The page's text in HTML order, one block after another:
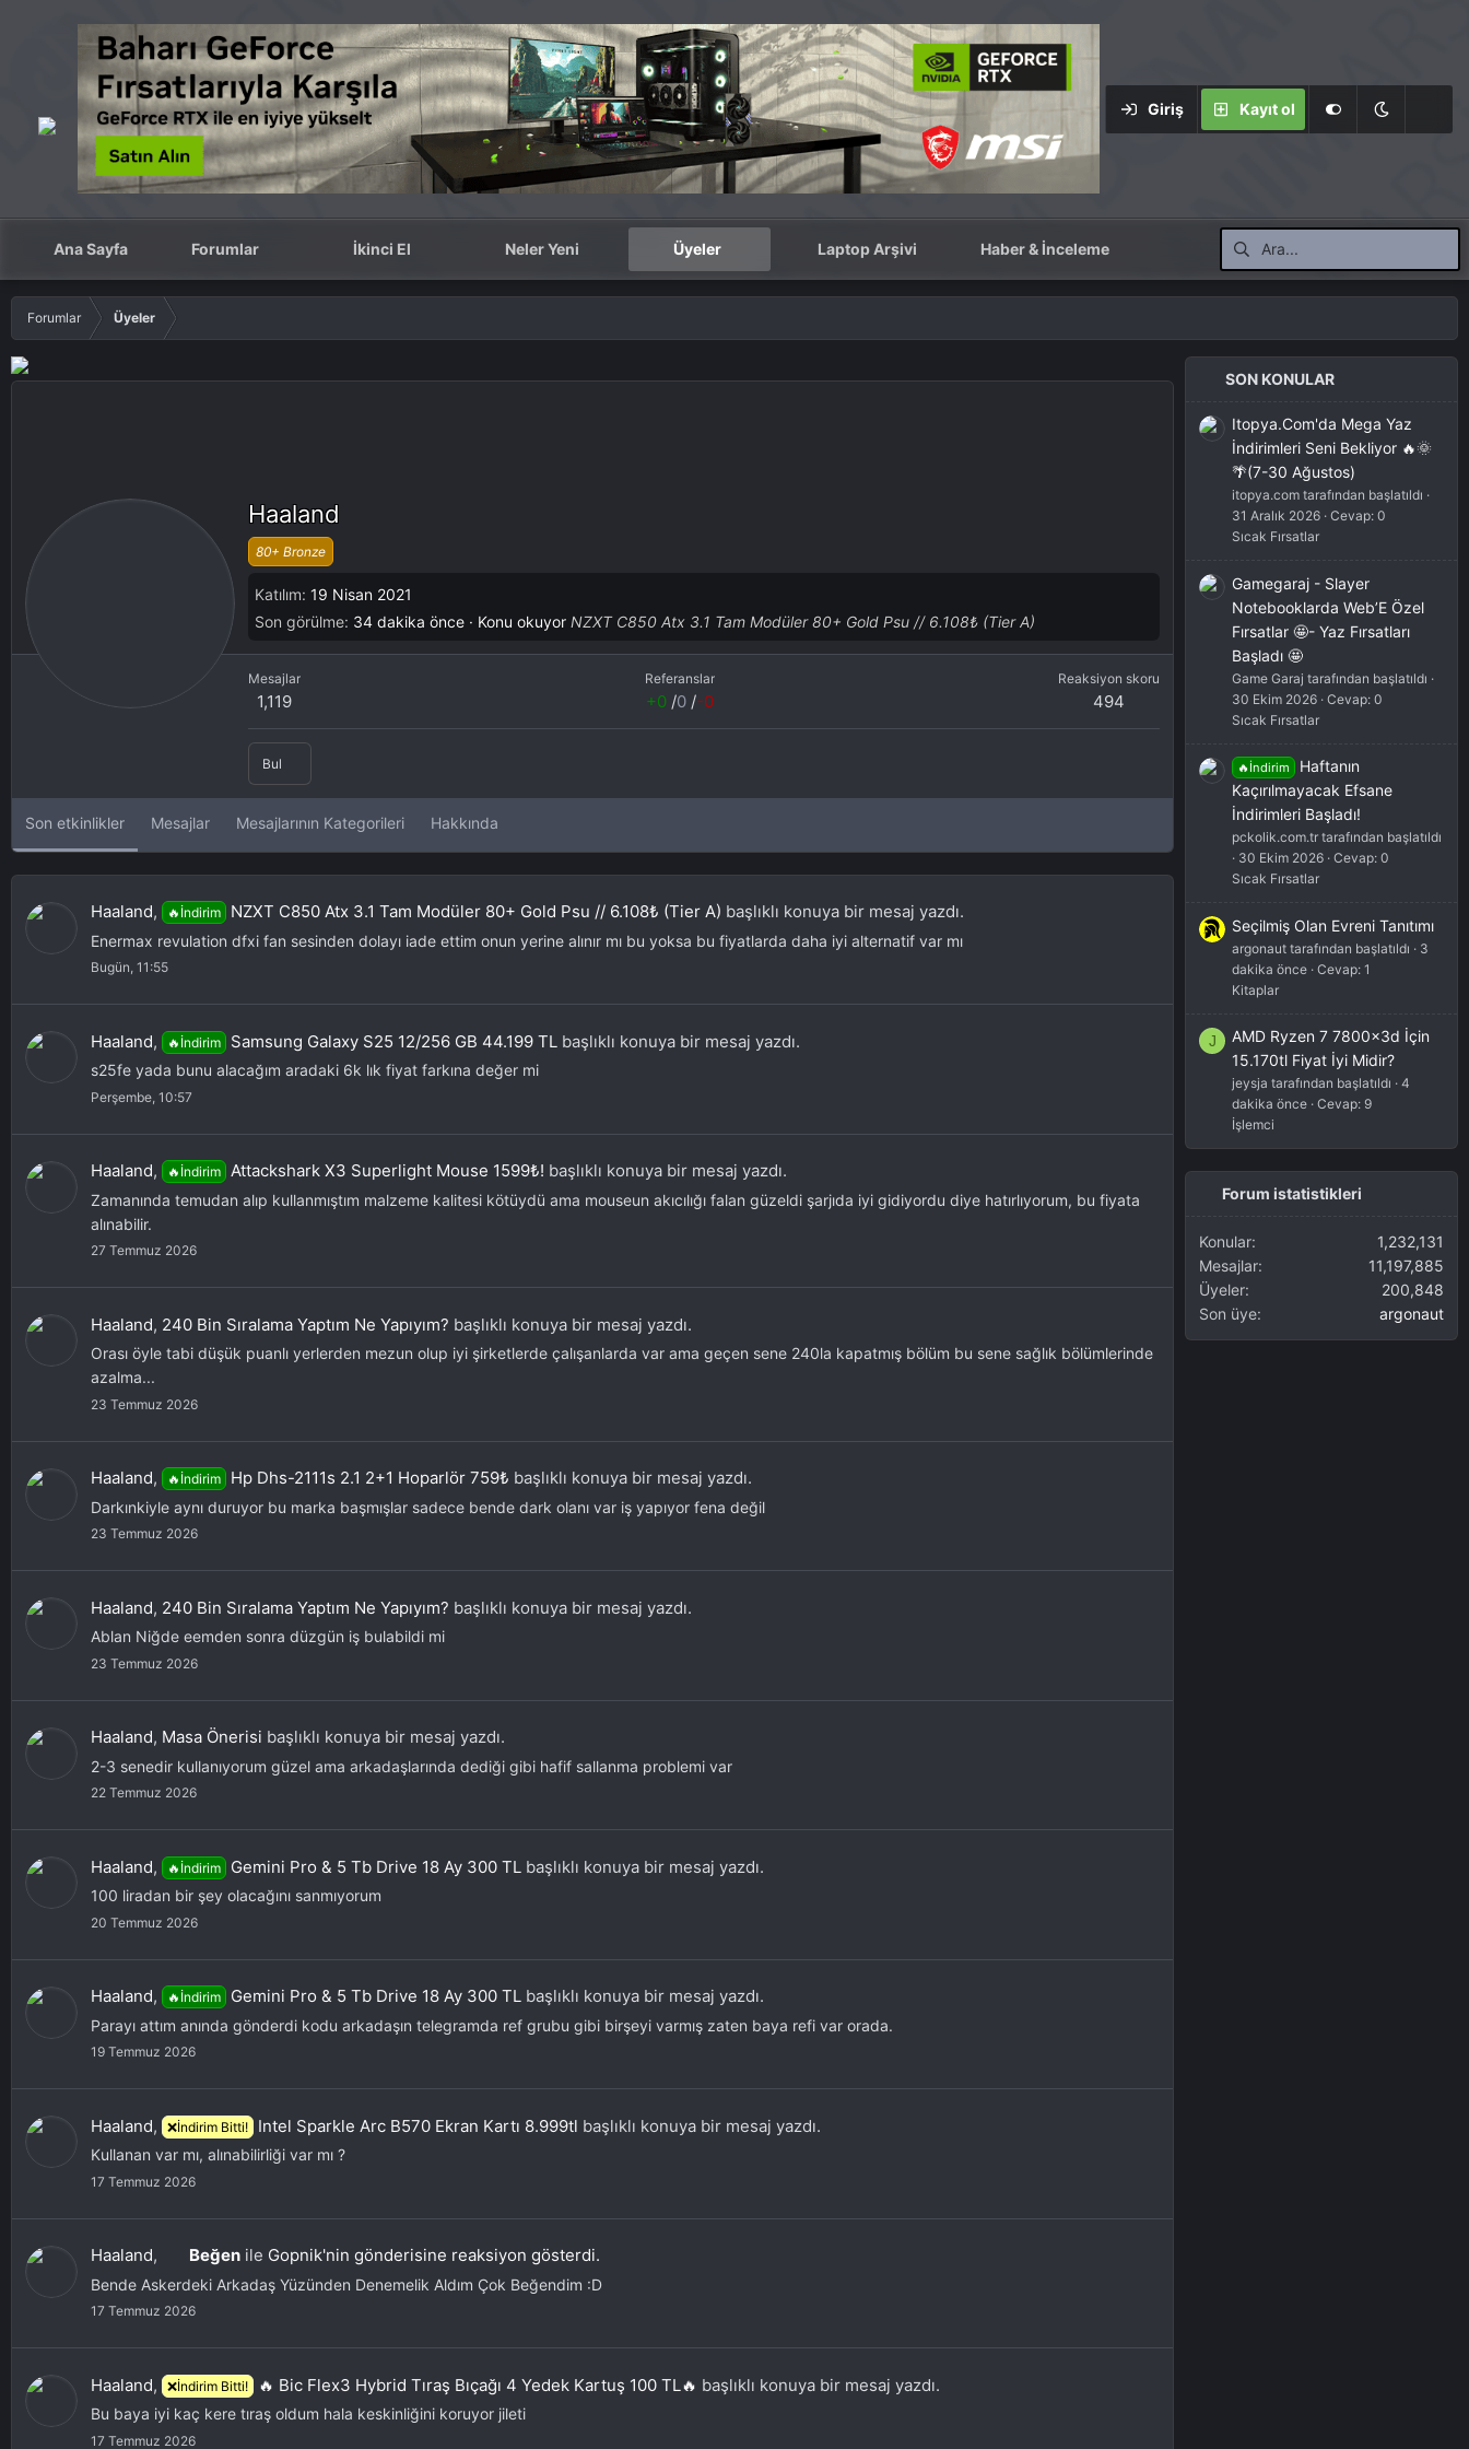
Giriş Kayıt ol
Ana Sayfa Forumlar İkinci El Neler Yeni Üyeler Laptop Arşivi Haber & İnceleme
Forumlar Üyeler
Haaland
80+ Bronze
Katılım 19 Nisan 2021
Son görülme 34 dakika önce · Konu okuyor NZXT C850 Atx 3.1 Tam Modüler 80+ Gold Psu // 6.108₺ (Tier A)
Mesajlar
1,119
Referanslar
+0/0/-0
Reaksiyon skoru
494
Bul
Son etkinlikler Mesajlar Mesajlarının Kategorileri Hakkında
Haaland, 🔥İndirim NZXT C850 Atx 3.1 Tam Modüler 80+ Gold Psu // 6.108₺ (Tier A) başlıklı konuya bir mesaj yazdı.
Enermax revulation dfxi fan sesinden dolayı iade ettim onun yerine alınır mı bu yoksa bu fiyatlarda daha iyi alternatif var mı
Bugün, 11:55
Haaland, 🔥İndirim Samsung Galaxy S25 12/256 GB 44.199 TL başlıklı konuya bir mesaj yazdı.
s25fe yada bunu alacağım aradaki 6k lık fiyat farkına değer mi
Perşembe, 10:57
Haaland, 🔥İndirim Attackshark X3 Superlight Mouse 1599₺! başlıklı konuya bir mesaj yazdı.
Zamanında temudan alıp kullanmıştım malzeme kalitesi kötüydü ama mouseun akıcılığı falan güzeldi şarjıda iyi gidiyordu diye hatırlıyorum, bu fiyata
alınabilir.
27 Temmuz 2026
Haaland, 240 Bin Sıralama Yaptım Ne Yapıyım? başlıklı konuya bir mesaj yazdı.
Orası öyle tabi düşük puanlı yerlerden mezun olup iyi şirketlerde çalışanlarda var ama geçen sene 240la kapatmış bölüm bu sene sağlık bölümlerinde
azalma...
23 Temmuz 2026
Haaland, 🔥İndirim Hp Dhs-2111s 2.1 2+1 Hoparlör 759₺ başlıklı konuya bir mesaj yazdı.
Darkınkiyle aynı duruyor bu marka başmışlar sadece bende dark olanı var iş yapıyor fena değil
23 Temmuz 2026
Haaland, 240 Bin Sıralama Yaptım Ne Yapıyım? başlıklı konuya bir mesaj yazdı.
Ablan Niğde eemden sonra düzgün iş bulabildi mi
23 Temmuz 2026
Haaland, Masa Önerisi başlıklı konuya bir mesaj yazdı.
2-3 senedir kullanıyorum güzel ama arkadaşlarında dediği gibi hafif sallanma problemi var
22 Temmuz 2026
Haaland, 🔥İndirim Gemini Pro & 5 Tb Drive 18 Ay 300 TL başlıklı konuya bir mesaj yazdı.
100 liradan bir şey olacağını sanmıyorum
20 Temmuz 2026
Haaland, 🔥İndirim Gemini Pro & 5 Tb Drive 18 Ay 300 TL başlıklı konuya bir mesaj yazdı.
Parayı attım anında gönderdi kodu arkadaşın telegramda ref grubu gibi birşeyi varmış zaten baya refi var orada.
19 Temmuz 2026
Haaland, ❌İndirim Bitti! Intel Sparkle Arc B570 Ekran Kartı 8.999tl başlıklı konuya bir mesaj yazdı.
Kullanan var mı, alınabilirliği var mı ?
17 Temmuz 2026
Haaland, Beğen ile Gopnik'nin gönderisine reaksiyon gösterdi.
Bende Askerdeki Arkadaş Yüzünden Denemelik Aldım Çok Beğendim :D
17 Temmuz 2026
Haaland, ❌İndirim Bitti! 🔥 Bic Flex3 Hybrid Tıraş Bıçağı 4 Yedek Kartuş 100 TL🔥 başlıklı konuya bir mesaj yazdı.
Bu baya iyi kaç kere tıraş oldum hala keskinliğini koruyor jileti
17 Temmuz 2026
SON KONULAR
Itopya.Com'da Mega Yaz
İndirimleri Seni Bekliyor 🔥🌞
🌴(7-30 Ağustos)
itopya.com tarafından başlatıldı
31 Aralık 2026 Cevap: 0
Sıcak Fırsatlar
Gamegaraj - Slayer
Notebooklarda Web’E Özel
Fırsatlar 🤩- Yaz Fırsatları
Başladı 🤩
Game Garaj tarafından başlatıldı
30 Ekim 2026 Cevap: 0
Sıcak Fırsatlar
🔥İndirim
Haftanın
Kaçırılmayacak Efsane
İndirimleri Başladı!
pckolik.com.tr tarafından başlatıldı
30 Ekim 2026 Cevap: 0
Sıcak Fırsatlar
Seçilmiş Olan Evreni Tanıtımı
argonaut tarafından başlatıldı
3
dakika önce Cevap: 1
Kitaplar
J
AMD Ryzen 7 7800x3d İçin
15.170tl Fiyat İyi Midir?
jeysja tarafından başlatıldı
4
dakika önce Cevap: 9
İşlemci
Forum istatistikleri
Konular
1,232,131
Mesajlar
11,197,885
Üyeler
200,848
Son üye
argonaut